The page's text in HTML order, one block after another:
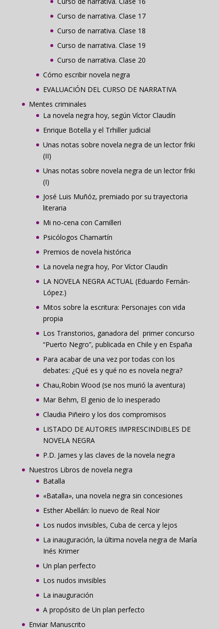
Curso de narrativa. Clase 17
Curso de narrativa. Clase 18
Curso de narrativa. Clase 19
Curso de narrativa. Clase 20
Cómo escribir novela negra
EVALUACIÓN DEL CURSO DE NARRATIVA
Mentes criminales
La novela negra hoy, según Víctor Claudín
Enrique Botella y el Trhiller judicial
Unas notas sobre novela negra de un lector friki
(II)
Unas notas sobre novela negra de un lector friki
(I)
José Luis Muñóz, premiado por su trayectoria
literaria
Mi no-cena con Camilleri
Psicólogos Chamartín
Premios de novela histórica
La novela negra hoy, Por Víctor Claudín
LA NOVELA NEGRA ACTUAL (Eduardo Fernán-
López.)
Mitos sobre la escritura: Personajes con vida
propia
Los Transtorios, ganadora del primer concurso
“Puerto Negro”, publicada en Chile y en España
Para acabar de una vez por todas con los
debates: ¿Qué es y qué no es novela negra?
Chau,Robin Wood (se nos murió la aventura)
Mar Behm, El genio de lo inesperado
Claudia Piñeiro y los dos compromisos
LISTADO DE AUTORES IMPRESCINDIBLES DE
NOVELA NEGRA
P.D. James y las claves de la novela negra
Nuestros Libros de novela negra
Batalla
«Batalla», una novela negra sin concesiones
Esther Abellán: lo nuevo de Real Noir
Los nudos invisibles, Cuba de cerca y lejos
La inauguración, la última novela negra de María
Inés Krimer
Un plan perfecto
Los nudos invisibles
La inauguración
A propósito de Un plan perfecto
Enviar Manuscrito